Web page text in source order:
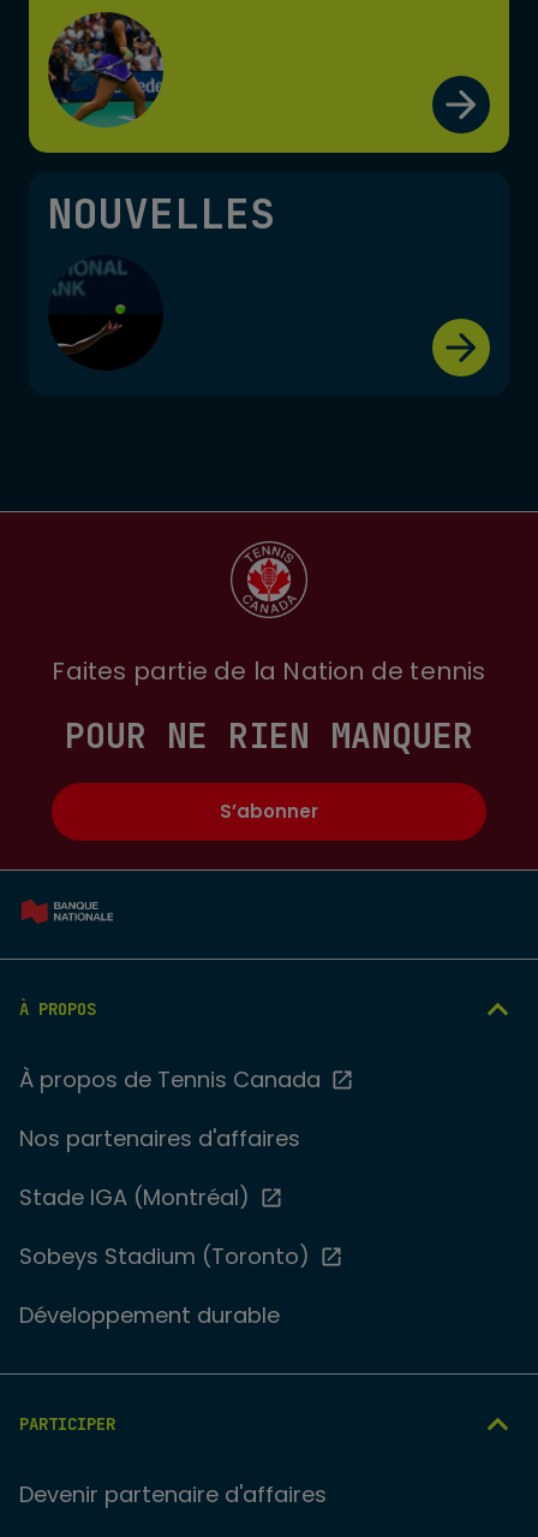
NOUVELLES
À PROPOS
À propos de Tennis Canada
Nos partenaires d'affaires
Stade IGA (Montréal)
Sobeys Stadium (Toronto)
Développement durable
PARTICIPER
Devenir partenaire d'affaires
Faites partie de la Nation de tennis
POUR NE RIEN MANQUER
S’abonner